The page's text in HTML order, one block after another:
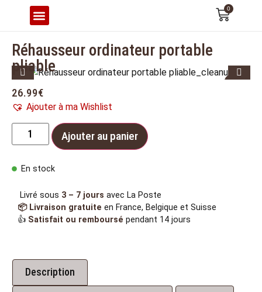
0
Réhausseur ordinateur portable
pliable
26.99€
Ajouter à ma Wishlist
Ajouter au panier
En stock
Livré sous 3 – 7 jours avec La Poste
📦 Livraison gratuite en France, Belgique et Suisse
👍 Satisfait ou remboursé pendant 14 jours
Description